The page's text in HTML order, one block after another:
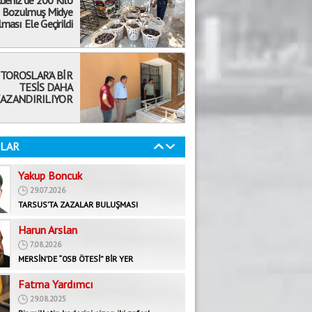
Bozulmuş Midye
Ele Geçirildi
TOROSLAR’A BİR
TESİS DAHA
Gündoğdu Yıldırım
5.08.2026
Mehmet Selvi
19.08.2020
ÖKÜZ ÖLDÜ ORTAKLIK BOZULDU!
Abdullah Biçer
6.03.2026
Yanlış Referans Kaybettirir
Yakup Boncuk
29.07.2026
TARSUS’TA ZAZALAR BULUŞMASI
Harun Arslan
7.08.2026
MERSİN’DE “0SB ÖTESİ” BİR YER
Fatma Yardımcı
29.08.2025